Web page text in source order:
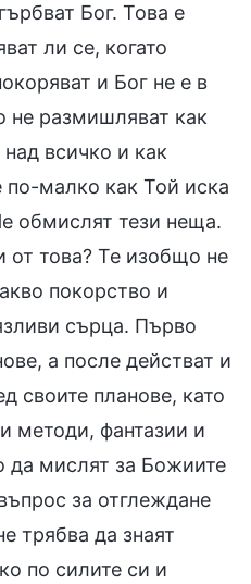
Бог. Това е
ли се, когато
и Бог не е в
не размишляват как
всичко и как
малко как Той иска
обмислят тези неща.
това? Те изобщо не
покорство и
сърца. Първо
а после действат и
своите планове, като
методи, фантазии и
да мислят за Божиите
за отглеждане
трябва да знаят
по силите си и